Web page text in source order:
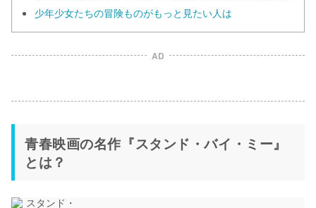
少年少女たちの冒険ものがもっと見たい人は
AD
青春映画の名作『スタンド・バイ・ミー』
とは？